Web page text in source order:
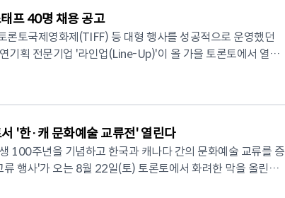
프 40명 채용 공고
론토국제영화제(TIFF) 등 대형 행사를 성공적으로 운영했던
기획 전문기업 '라인업(Line-Up)'이 올 가을 토론토에서 열리
모집한다. 이번 행사는 오는 9월 10일(목)
Square, 구 영-던다스광장)에서 열리는 'K-트래블 로드쇼
' 등 주요 현장에 배정될 예정이다. 주요 업무는 방문
및 체험 프로그램 운영 지원, 이벤트 참여 안내 및 기념품·샘플
원 자격은 캐나다에서 합법적으로 근
절한 고객 응대 능력과 기본적인 영어 소통 능력을 갖춘 자여
'한·캐 문화예술 교류전' 열린다
100주년을 기념하고 한국과 캐나다 간의 문화예술 교류를 증
행사'가 오는 8월 22일(토) 토론토에서 화려한 막을 올린다.
원장 박정순)과 한국여성문예원(원장 김도경)이 공동 주최·